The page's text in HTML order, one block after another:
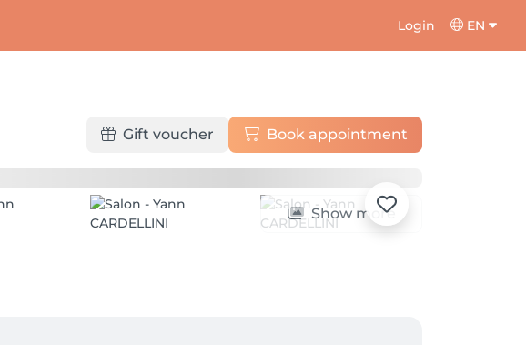
Login EN
Gift voucher Book appointment
Show more